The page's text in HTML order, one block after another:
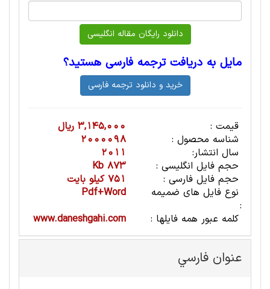
مایل به دریافت ترجمه فارسی هستید؟
قیمت :
3,145,000 ریال
شناسه محصول :
2000098
سال انتشار:
2011
حجم فایل انگلیسی :
873 Kb
حجم فایل فارسی :
751 کیلو بایت
نوع فایل های ضمیمه
:
Pdf+Word
کلمه عبور همه فایلها :
www.daneshgahi.com
عنوان فارسي